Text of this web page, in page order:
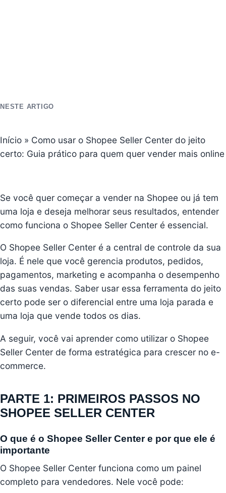
NESTE ARTIGO
Início » Como usar o Shopee Seller Center do jeito
certo: Guia prático para quem quer vender mais online
Se você quer começar a vender na Shopee ou já tem
uma loja e deseja melhorar seus resultados, entender
como funciona o Shopee Seller Center é essencial.
O Shopee Seller Center é a central de controle da sua
loja. É nele que você gerencia produtos, pedidos,
pagamentos, marketing e acompanha o desempenho
das suas vendas. Saber usar essa ferramenta do jeito
certo pode ser o diferencial entre uma loja parada e
uma loja que vende todos os dias.
A seguir, você vai aprender como utilizar o Shopee
Seller Center de forma estratégica para crescer no e-
commerce.
PARTE 1: PRIMEIROS PASSOS NO
SHOPEE SELLER CENTER
O que é o Shopee Seller Center e por que ele é
importante
O Shopee Seller Center funciona como um painel
completo para vendedores. Nele você pode: